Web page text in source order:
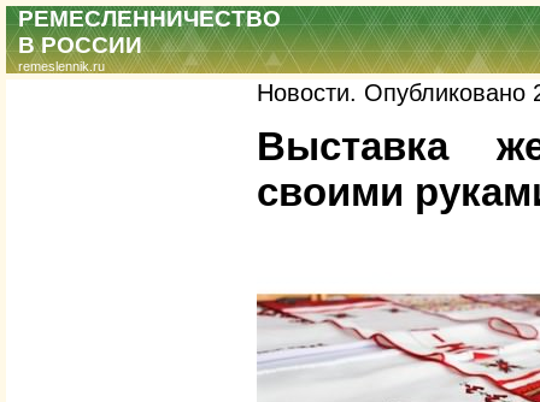
РЕМЕСЛЕННИЧЕСТВО
В РОССИИ
remeslennik.ru
Новости. Опубликовано
Выставка
своими